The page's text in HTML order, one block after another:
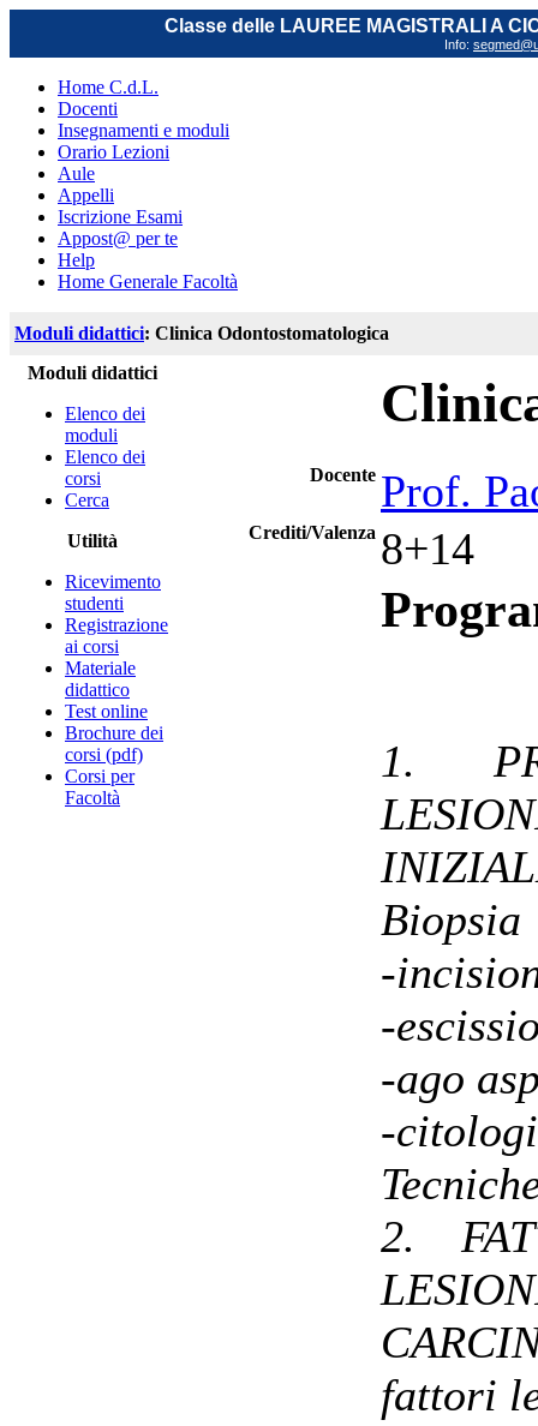
Classe delle LAUREE MAGISTRALI A
Info:
Home C.d.L.
Docenti
Insegnamenti e moduli
Orario Lezioni
Aule
Appelli
Iscrizione Esami
Appost@ per te
Help
Home Generale Facoltà
Moduli didattici: Clinica Odontostomatologica
Moduli didattici
Elenco dei
moduli
Elenco dei
corsi
Cerca
Utilità
Ricevimento
studenti
Registrazione
ai corsi
Materiale
didattico
Test online
Brochure dei
corsi (pdf)
Corsi per
Facoltà
Docente Prof.
Crediti/Valenza 8+14
1.
Biopsia
-
-
-ago
-
2.
fattori